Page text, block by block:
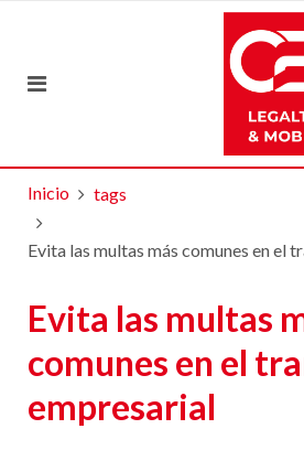
Inicio tags
Evita las multas más comunes en el
Evita las multas
comunes en el
empresarial